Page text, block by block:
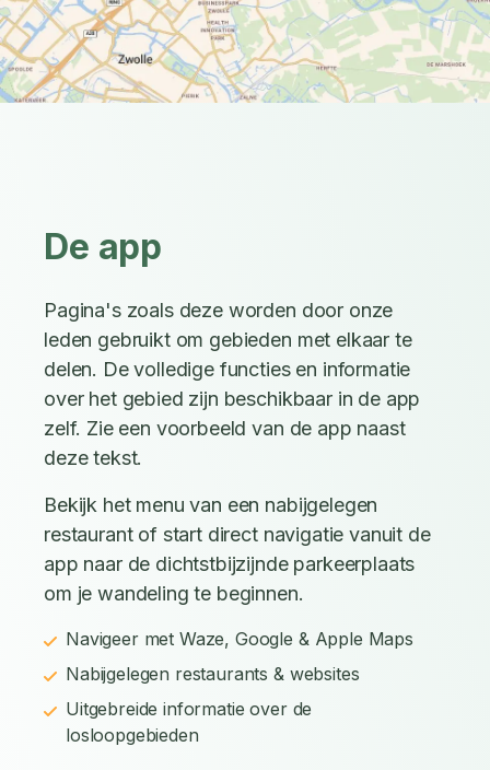
De app
Pagina's zoals deze worden door onze
leden gebruikt om gebieden met elkaar te
delen. De volledige functies en informatie
over het gebied zijn beschikbaar in de app
zelf. Zie een voorbeeld van de app naast
deze tekst.
Bekijk het menu van een nabijgelegen
restaurant of start direct navigatie vanuit de
app naar de dichtstbijzijnde parkeerplaats
om je wandeling te beginnen.
Navigeer met Waze, Google & Apple Maps
Nabijgelegen restaurants & websites
Uitgebreide informatie over de
losloopgebieden